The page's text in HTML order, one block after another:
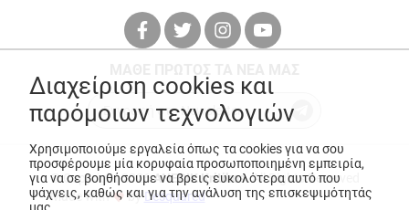
© Copyright 2026ANEDIK Kritikos. All Rights Reserved
Made with
byDesquared
Διαχείριση cookies και
παρόμοιων τεχνολογιών
Χρησιμοποιούμε εργαλεία όπως τα cookies για να σου
προσφέρουμε μία κορυφαία προσωποποιημένη εμπειρία,
για να σε βοηθήσουμε να βρεις ευκολότερα αυτό που
ψάχνεις, καθώς και για την ανάλυση της επισκεψιμότητάς